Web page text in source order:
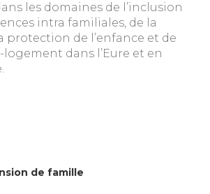
les domaines de l’inclusion
intra familiales, de la
protection de l’enfance et de
logement dans l’Eure et en
de famille